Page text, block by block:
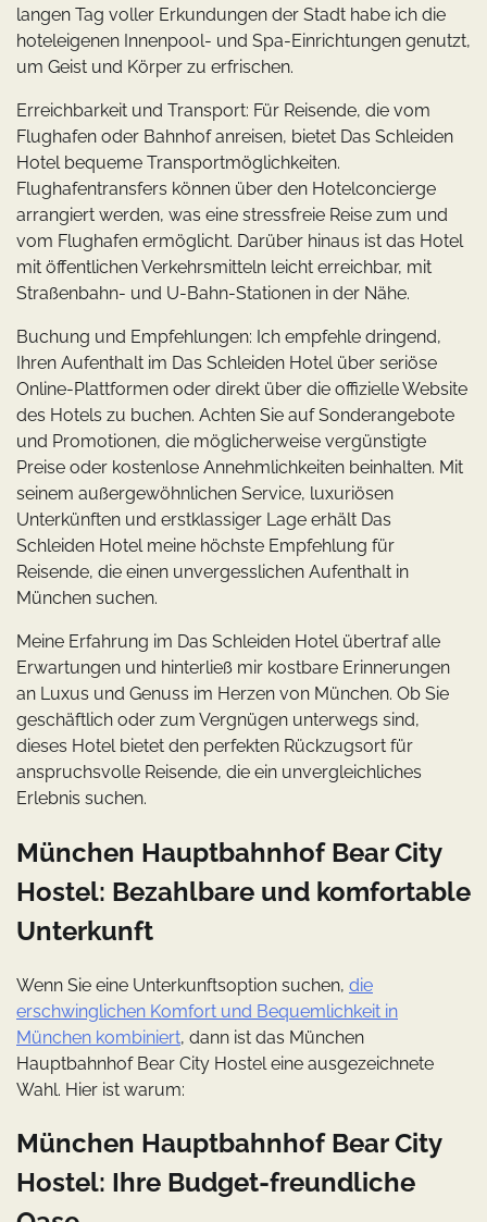
langen Tag voller Erkundungen der Stadt habe ich die
hoteleigenen Innenpool- und Spa-Einrichtungen genutzt,
um Geist und Körper zu erfrischen.
Erreichbarkeit und Transport: Für Reisende, die vom
Flughafen oder Bahnhof anreisen, bietet Das Schleiden
Hotel bequeme Transportmöglichkeiten.
Flughafentransfers können über den Hotelconcierge
arrangiert werden, was eine stressfreie Reise zum und
vom Flughafen ermöglicht. Darüber hinaus ist das Hotel
mit öffentlichen Verkehrsmitteln leicht erreichbar, mit
Straßenbahn- und U-Bahn-Stationen in der Nähe.
Buchung und Empfehlungen: Ich empfehle dringend,
Ihren Aufenthalt im Das Schleiden Hotel über seriöse
Online-Plattformen oder direkt über die offizielle Website
des Hotels zu buchen. Achten Sie auf Sonderangebote
und Promotionen, die möglicherweise vergünstigte
Preise oder kostenlose Annehmlichkeiten beinhalten. Mit
seinem außergewöhnlichen Service, luxuriösen
Unterkünften und erstklassiger Lage erhält Das
Schleiden Hotel meine höchste Empfehlung für
Reisende, die einen unvergesslichen Aufenthalt in
München suchen.
Meine Erfahrung im Das Schleiden Hotel übertraf alle
Erwartungen und hinterließ mir kostbare Erinnerungen
an Luxus und Genuss im Herzen von München. Ob Sie
geschäftlich oder zum Vergnügen unterwegs sind,
dieses Hotel bietet den perfekten Rückzugsort für
anspruchsvolle Reisende, die ein unvergleichliches
Erlebnis suchen.
München Hauptbahnhof Bear City
Hostel: Bezahlbare und komfortable
Unterkunft
Wenn Sie eine Unterkunftsoption suchen, die
erschwinglichen Komfort und Bequemlichkeit in
München kombiniert, dann ist das München
Hauptbahnhof Bear City Hostel eine ausgezeichnete
Wahl. Hier ist warum:
München Hauptbahnhof Bear City
Hostel: Ihre Budget-freundliche